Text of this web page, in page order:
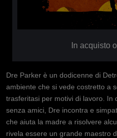
In acquisto
Dre Parker è un dodicenne di
ambiente che si vede costretto a
trasferitasi per motivi di lavoro. In
senza amici, Dre incontra e
che aiuta la madre a risolvere
rivela essere un grande maestro